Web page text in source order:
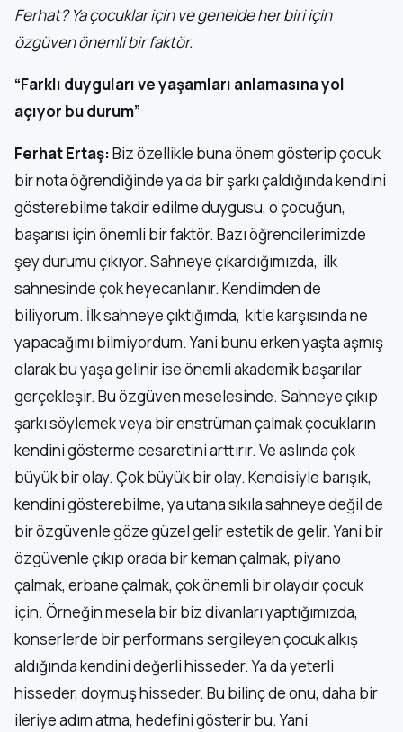
Ferhat? Ya çocuklar için ve genelde her biri için
özgüven önemli bir faktör.
“Farklı duyguları ve yaşamları anlamasına yol
açıyor bu durum”
Ferhat Ertaş:Biz özellikle buna önem gösterip çocuk
bir nota öğrendiğinde ya da bir şarkı çaldığında kendini
gösterebilme takdir edilme duygusu, o çocuğun,
başarısı için önemli bir faktör. Bazı öğrencilerimizde
şey durumu çıkıyor. Sahneye çıkardığımızda, ilk
sahnesinde çok heyecanlanır. Kendimden de
biliyorum. İlk sahneye çıktığımda, kitle karşısında ne
yapacağımı bilmiyordum. Yani bunu erken yaşta aşmış
olarak bu yaşa gelinir ise önemli akademik başarılar
gerçekleşir. Bu özgüven meselesinde. Sahneye çıkıp
şarkı söylemek veya bir enstrüman çalmak çocukların
kendini gösterme cesaretini arttırır. Ve aslında çok
büyük bir olay. Çok büyük bir olay. Kendisiyle barışık,
kendini gösterebilme, ya utana sıkıla sahneye değil de
bir özgüvenle göze güzel gelir estetik de gelir. Yani bir
özgüvenle çıkıp orada bir keman çalmak, piyano
çalmak, erbane çalmak, çok önemli bir olaydır çocuk
için. Örneğin mesela bir biz divanları yaptığımızda,
konserlerde bir performans sergileyen çocuk alkış
aldığında kendini değerli hisseder. Ya da yeterli
hisseder, doymuş hisseder. Bu bilinç de onu, daha bir
ileriye adım atma, hedefini gösterir bu. Yani